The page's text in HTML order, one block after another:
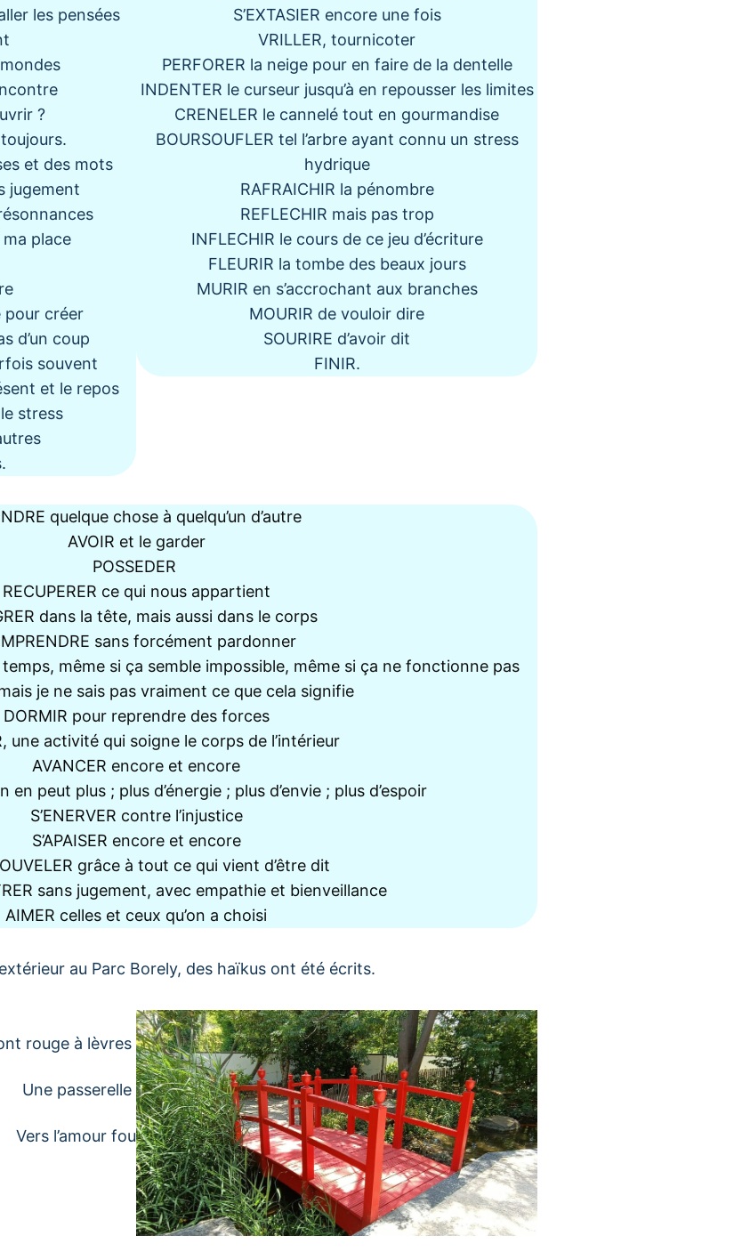
les pensées
?
toujours.
et des mots
jugement
place
pour créer
d’un coup
souvent
et le repos
stress
S’EXTASIER encore une fois
VRILLER, tournicoter
PERFORER la neige pour en faire de la dentelle
INDENTER le curseur jusqu’à en repousser les limites
CRENELER le cannelé tout en gourmandise
BOURSOUFLER tel l’arbre ayant connu un stress
hydrique
RAFRAICHIR la pénombre
REFLECHIR mais pas trop
INFLECHIR le cours de ce jeu d’écriture
FLEURIR la tombe des beaux jours
MURIR en s’accrochant aux branches
MOURIR de vouloir dire
SOURIRE d’avoir dit
FINIR.
quelque chose à quelqu’un d’autre
AVOIR et le garder
POSSEDER
RECUPERER ce qui nous appartient
dans la tête, mais aussi dans le corps
sans forcément pardonner
même si ça semble impossible, même si ça ne fonctionne pas
je ne sais pas vraiment ce que cela signifie
DORMIR pour reprendre des forces
une activité qui soigne le corps de l’intérieur
AVANCER encore et encore
en peut plus ; plus d’énergie ; plus d’envie ; plus d’espoir
S’ENERVER contre l’injustice
S’APAISER encore et encore
grâce à tout ce qui vient d’être dit
sans jugement, avec empathie et bienveillance
AIMER celles et ceux qu’on a choisi
au Parc Borely, des haïkus ont été écrits.
rouge à lèvres
Une passerelle
Vers l’amour fou